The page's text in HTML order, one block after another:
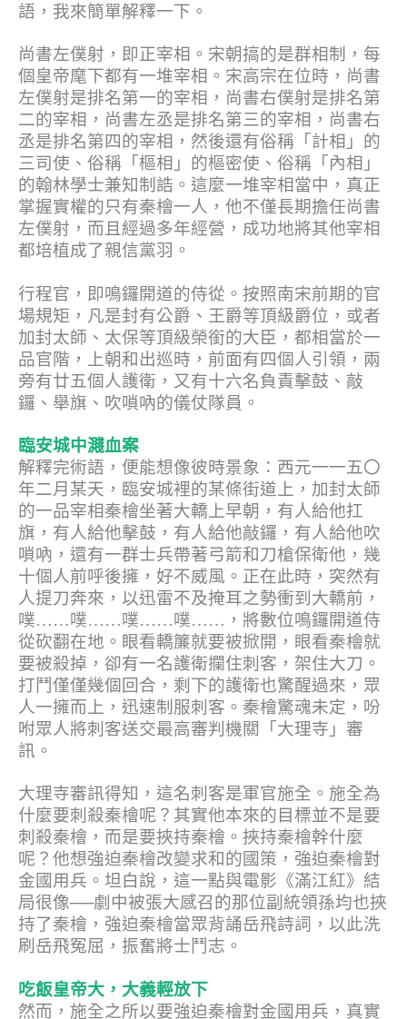
語，我來簡單解釋一下。
尚書左僕射，即正宰相。宋朝搞的是群相制，每
個皇帝麾下都有一堆宰相。宋高宗在位時，尚書
左僕射是排名第一的宰相，尚書右僕射是排名第
二的宰相，尚書左丞是排名第三的宰相，尚書右
丞是排名第四的宰相，然後還有俗稱「計相」的
三司使、俗稱「樞相」的樞密使、俗稱「內相」
的翰林學士兼知制誥。這麼一堆宰相當中，真正
掌握實權的只有秦檜一人，他不僅長期擔任尚書
左僕射，而且經過多年經營，成功地將其他宰相
都培植成了親信黨羽。
行程官，即鳴鑼開道的侍從。按照南宋前期的官
場規矩，凡是封有公爵、王爵等頂級爵位，或者
加封太師、太保等頂級榮銜的大臣，都相當於一
品官階，上朝和出巡時，前面有四個人引領，兩
旁有廿五個人護衛，又有十六名負責擊鼓、敲
鑼、舉旗、吹嗩吶的儀仗隊員。
臨安城中濺血案
解釋完術語，便能想像彼時景象：西元一一五〇
年二月某天，臨安城裡的某條街道上，加封太師
的一品宰相秦檜坐著大轎上早朝，有人給他扛
旗，有人給他擊鼓，有人給他敲鑼，有人給他吹
嗩吶，還有一群士兵帶著弓箭和刀槍保衛他，幾
十個人前呼後擁，好不威風。正在此時，突然有
人提刀奔來，以迅雷不及掩耳之勢衝到大轎前，
噗……噗……噗……噗……，將數位鳴鑼開道侍
從砍翻在地。眼看轎簾就要被掀開，眼看秦檜就
要被殺掉，卻有一名護衛攔住刺客，架住大刀。
打鬥僅僅幾個回合，剩下的護衛也驚醒過來，眾
人一擁而上，迅速制服刺客。秦檜驚魂未定，吩
咐眾人將刺客送交最高審判機關「大理寺」審
訊。
大理寺審訊得知，這名刺客是軍官施全。施全為
什麼要刺殺秦檜呢？其實他本來的目標並不是要
刺殺秦檜，而是要挾持秦檜。挾持秦檜幹什麼
呢？他想強迫秦檜改變求和的國策，強迫秦檜對
金國用兵。坦白說，這一點與電影《滿江紅》結
局很像──劇中被張大感召的那位副統領孫均也挾
持了秦檜，強迫秦檜當眾背誦岳飛詩詞，以此洗
刷岳飛冤屈，振奮將士鬥志。
吃飯皇帝大，大義輕放下
然而，施全之所以要強迫秦檜對金國用兵，真實